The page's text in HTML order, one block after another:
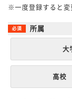
※一度登録すると変
所属
大
高校